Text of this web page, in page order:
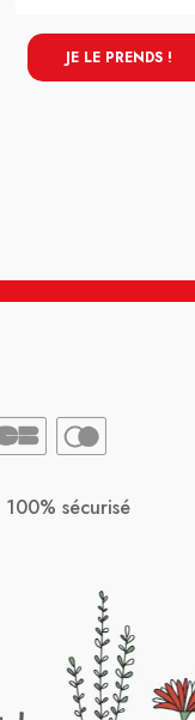
JE LE PRENDS !
sécurisé